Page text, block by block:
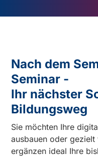
Nach dem
Seminar -
Ihr nächster
Bildungsweg
Sie möchten Ihre
ausbauen oder gezielt
ergänzen ideal Ihre